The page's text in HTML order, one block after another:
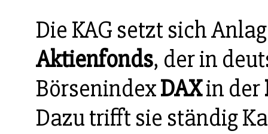
Die KAG setzt sich
Aktienfonds, der in
BörsenindexDAXin der
Dazu trifft sie ständig